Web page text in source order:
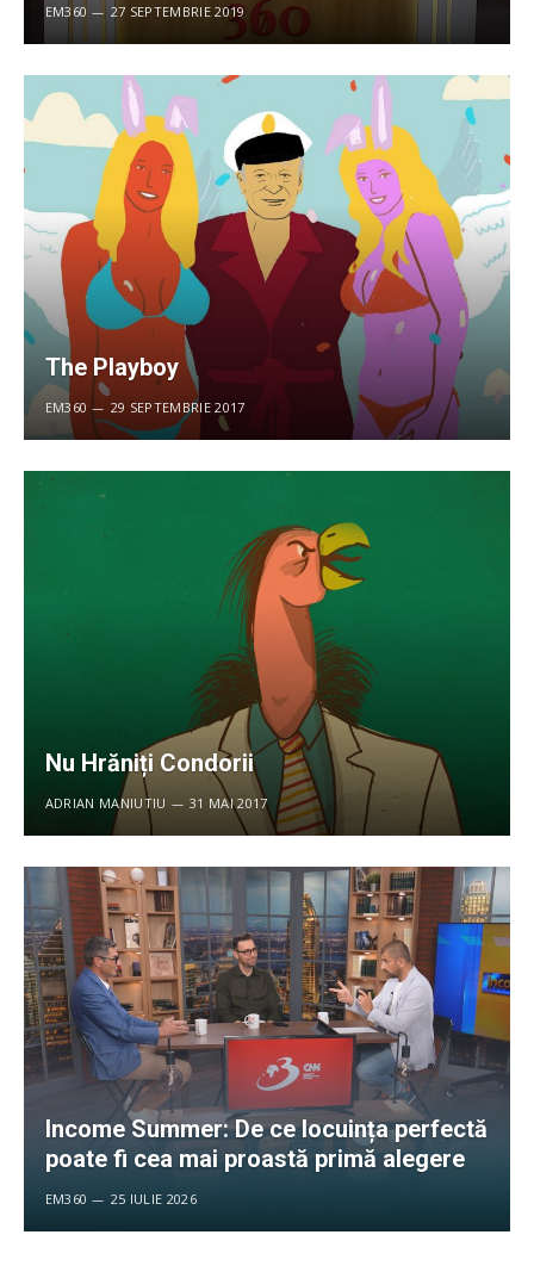
EM360 27 SEPTEMBRIE 2019
The Playboy
EM360 29 SEPTEMBRIE 2017
Nu Hrăniți Condorii
ADRIAN MANIUTIU 31 MAI 2017
Income Summer: De ce locuința perfectă
poate fi cea mai proastă primă alegere
EM360 25 IULIE 2026